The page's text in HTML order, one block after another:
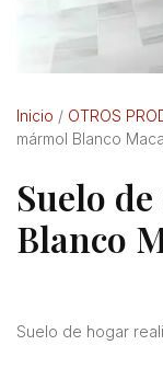
Inicio / OTROS
mármol Blanco
Suelo
Blanco
Suelo de hogar